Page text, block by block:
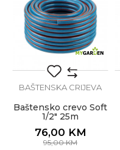
Namjena
Tip
Poruka
BAŠTENSKA CRIJEVA
Baštensko crevo Soft
1/2" 25m
76,00 KM
95,00KM